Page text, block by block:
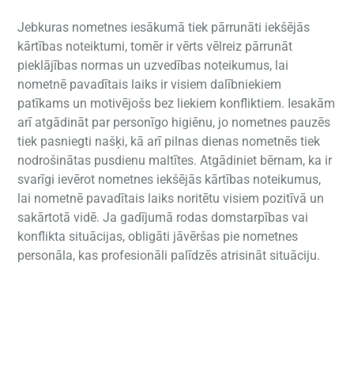
Jebkuras nometnes iesākumā tiek pārrunāti iekšējās
kārtības noteiktumi, tomēr ir vērts vēlreiz pārrunāt
pieklājības normas un uzvedības noteikumus, lai
nometnē pavadītais laiks ir visiem dalībniekiem
patīkams un motivējošs bez liekiem konfliktiem. Iesakām
arī atgādināt par personīgo higiēnu, jo nometnes pauzēs
tiek pasniegti našķi, kā arī pilnas dienas nometnēs tiek
nodrošinātas pusdienu maltītes. Atgādiniet bērnam, ka ir
svarīgi ievērot nometnes iekšējās kārtības noteikumus,
lai nometnē pavadītais laiks noritētu visiem pozitīvā un
sakārtotā vidē. Ja gadījumā rodas domstarpības vai
konflikta situācijas, obligāti jāvēršas pie nometnes
personāla, kas profesionāli palīdzēs atrisināt situāciju.